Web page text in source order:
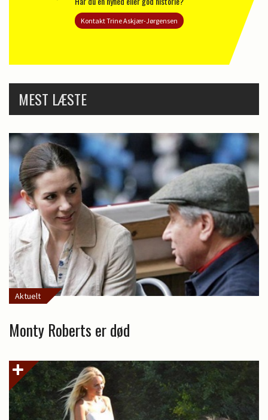
Kontakt Trine Askjær-Jørgensen
MEST LÆSTE
Aktuelt
Monty Roberts er død